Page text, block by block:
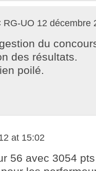
RG-UO 12 décembre
du
des résultats.
poilé.
at 15:02
56 avec 3054